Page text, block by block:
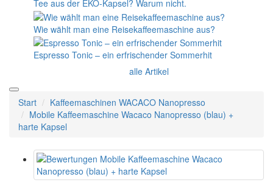
Tee aus der EKO-Kapsel? Warum nicht.
Wie wählt man eine Reisekaffeemaschine aus?
Espresso Tonic – ein erfrischender Sommerhit
alle Artikel
Start
Kaffeemaschinen WACACO Nanopresso
Mobile Kaffeemaschine Wacaco Nanopresso (blau) +
harte Kapsel